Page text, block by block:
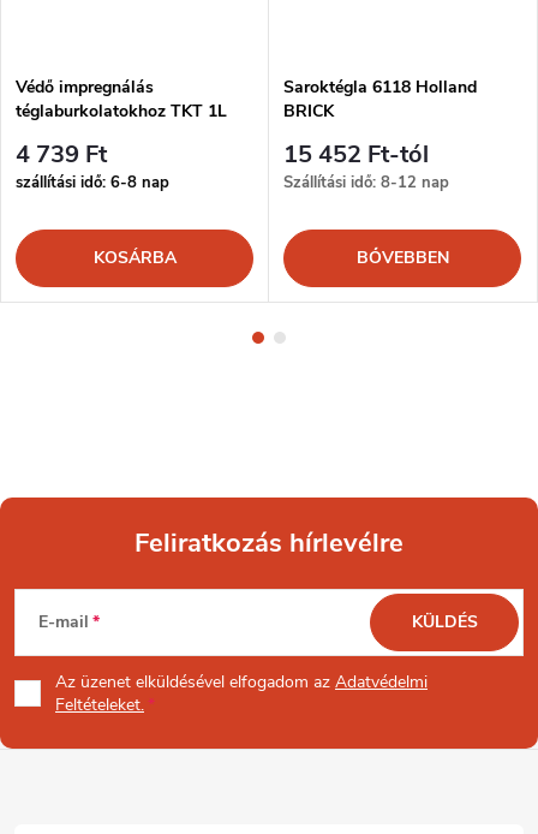
Védő impregnálás
téglaburkolatokhoz TKT 1L
4 739 Ft
szállítási idő: 6-8 nap
KOSÁRBA
Saroktégla 6118 Holland
BRICK
15 452 Ft-tól
Szállítási idő: 8-12 nap
BŐVEBBEN
L
á
b
Feliratkozás hírlevélre
E-mail
Az üzenet elküldésével elfogadom az Adatvédelmi
Feltételeket.
KÜLDÉS